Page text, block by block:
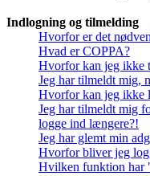
Indlogning og tilmelding
Hvorfor er det
Hvad er COPPA?
Hvorfor kan jeg ikke
Jeg har tilmeldt mig,
Hvorfor kan jeg ikke
Jeg har tilmeldt mig
logge ind længere?!
Jeg har glemt min
Hvorfor bliver jeg
Hvilken funktion har